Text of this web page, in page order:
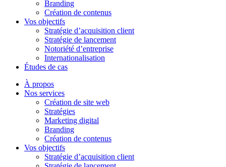
Branding
Création de contenus
Vos objectifs
Stratégie d’acquisition client
Stratégie de lancement
Notoriété d’entreprise
Internationalisation
Études de cas
À propos
Nos services
Création de site web
Stratégies
Marketing digital
Branding
Création de contenus
Vos objectifs
Stratégie d’acquisition client